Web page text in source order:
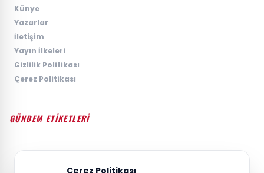
Künye
Yazarlar
İletişim
Yayın İlkeleri
Gizlilik Politikası
Çerez Politikası
GÜNDEM ETİKETLERİ
#GÜNDEM #SIYASET #EKONOMI #SPOR #TEKNOLOJI
#DÜNYA
Çerez Politikası